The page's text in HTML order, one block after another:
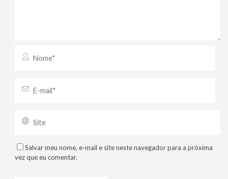
Salvar meu nome, e-mail e site neste navegador para a próxima
vez que eu comentar.